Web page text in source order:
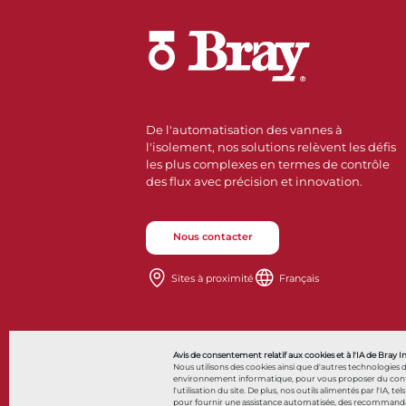
Avis de consentement relatif aux cookies et à l'IA de Bray
Nous utilisons des cookies ainsi que d'autres
environnement informatique, pour vous proposer du
l'utilisation du site. De plus, nos outils alimentés par l'IA,
pour fournir une assistance automatisée, des
De l'automatisation des vannes à
l'isolement, nos solutions relèvent les défis
les plus complexes en termes de contrôle
des flux avec précision et innovation.
Nous contacter
Sites à proximité Français
Also of Interest